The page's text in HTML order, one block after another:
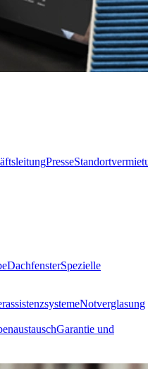
Presse
DachfensterSpezielle
Notverglasung
Garantie und